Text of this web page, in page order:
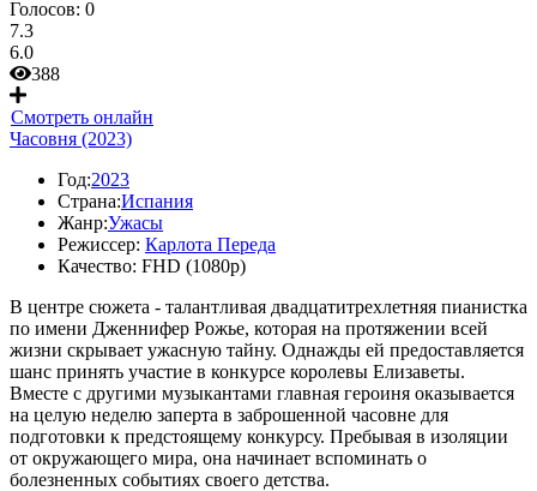
Голосов: 0
7.3
6.0
388
Смотреть онлайн
Часовня (2023)
Год:2023
Страна:Испания
Жанр:Ужасы
Режиссер: Карлота Переда
Качество: FHD (1080p)
В центре сюжета - талантливая двадцатитрехлетняя пианистка
по имени Дженнифер Рожье, которая на протяжении всей
жизни скрывает ужасную тайну. Однажды ей предоставляется
шанс принять участие в конкурсе королевы Елизаветы.
Вместе с другими музыкантами главная героиня оказывается
на целую неделю заперта в заброшенной часовне для
подготовки к предстоящему конкурсу. Пребывая в изоляции
от окружающего мира, она начинает вспоминать о
болезненных событиях своего детства.